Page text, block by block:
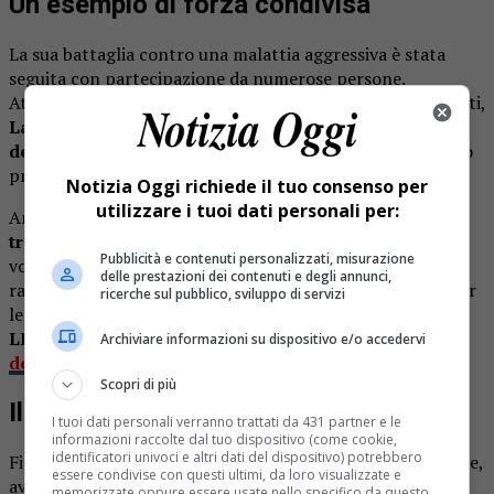
La sua battaglia contro una malattia aggressiva è stata
seguita con partecipazione da numerose persone.
Attraverso i social e i messaggi rivolti ad amici e conoscenti,
Lara Fracasso ha raccontato senza filtri il percorso
delle cure
, mostrando una determinazione che ha colpito
profondamente chi la seguiva.
Anche nei momenti più difficilinon ha rinunciato a
trasmettere speranza
volontà di affrontare ogni ostacolo con dignità hanno
rappresentato un sostegno concreto per altri malati e per
le loro famiglie.
LEGGI ANCHE:Addio a Mario Calcagno, storico volto
della ristorazione a Cavallirio
Il legame con il commercio e la città
Figlia di una famiglia da sempre legata al commercio locale,
aveva lavorato nello stesso settore che ancora oggi vede
Notizia Oggi richiede il tuo consenso per
utilizzare i tuoi dati personali per:
Pubblicità e contenuti personalizzati, misurazione
delle prestazioni dei contenuti e degli annunci,
ricerche sul pubblico, sviluppo di servizi
Archiviare informazioni su dispositivo e/o accedervi
Scopri di più
I tuoi dati personali verranno trattati da 431 partner e le
informazioni raccolte dal tuo dispositivo (come cookie,
identificatori univoci e altri dati del dispositivo) potrebbero
essere condivise con questi ultimi, da loro visualizzate e